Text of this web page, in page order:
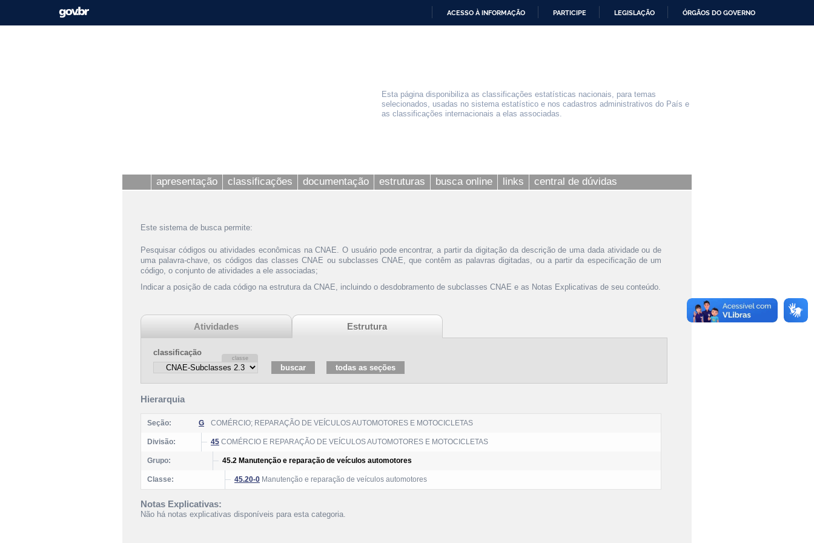
ACESSO À INFORMAÇÃO PARTICIPE LEGISLAÇÃO ÓRGÃOS DO GOVERNO
Esta página disponibiliza as classificações estatísticas nacionais, para temas
selecionados, usadas no sistema estatístico e nos cadastros administrativos do País e
as classificações internacionais a elas associadas.
apresentação classificações documentação estruturas busca online links central de dúvidas
Este sistema de busca permite:
Pesquisar códigos ou atividades econômicas na CNAE. O usuário pode encontrar, a partir da digitação da descrição de uma dada atividade ou de
uma palavra-chave, os códigos das classes CNAE ou subclasses CNAE, que contêm as palavras digitadas, ou a partir da especificação de um
código, o conjunto de atividades a ele associadas;
Indicar a posição de cada código na estrutura da CNAE, incluindo o desdobramento de subclasses CNAE e as Notas Explicativas de seu conteúdo.
Atividades Estrutura
classificação
Hierarquia
Seção: G COMÉRCIO; REPARAÇÃO DE VEÍCULOS AUTOMOTORES E MOTOCICLETAS
Divisão: 45 COMÉRCIO E REPARAÇÃO DE VEÍCULOS AUTOMOTORES E MOTOCICLETAS
Grupo: 45.2 Manutenção e reparação de veículos automotores
Classe: 45.20-0 Manutenção e reparação de veículos automotores
Notas Explicativas:
Não há notas explicativas disponíveis para esta categoria.